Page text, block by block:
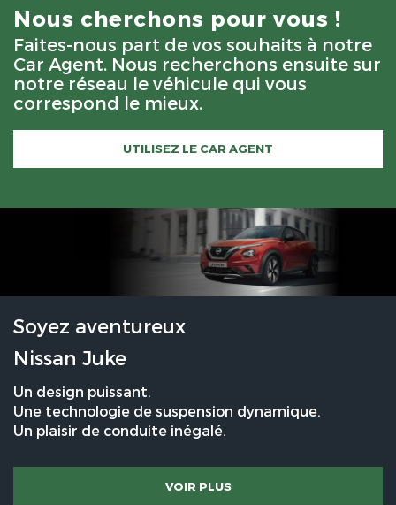
Nous cherchons pour vous !
Faites-nous part de vos souhaits à notre
Car Agent. Nous recherchons ensuite sur
notre réseau le véhicule qui vous
correspond le mieux.
UTILISEZ LE CAR AGENT
Soyez aventureux
Nissan Juke
Un design puissant.
Une technologie de suspension dynamique.
Un plaisir de conduite inégalé.
VOIR PLUS